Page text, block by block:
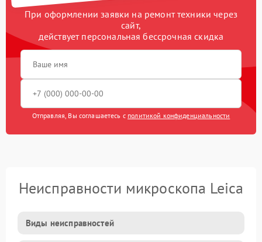
При оформлении заявки на ремонт техники через
сайт,
действует персональная бессрочная скидка
Отправляя, Вы соглашаетесь с политикой конфиденциальности
Неисправности микроскопа Leica
Виды неисправностей